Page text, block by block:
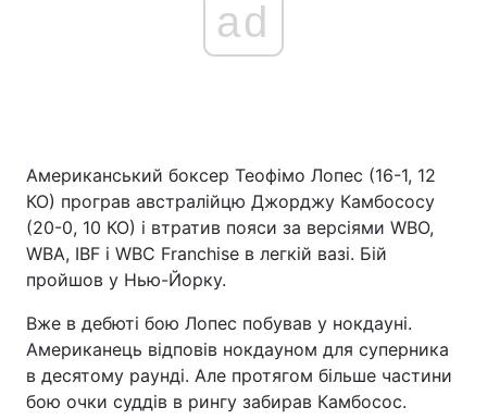
Україна Політика
Економіка
Спорт
Зброя Інциденти
ad
Американський боксер Теофімо Лопес (16-1, 12
КО) програв австралійцю Джорджу Камбососу
(20-0, 10 КО) і втратив пояси за версіями WBO,
WBA, IBF і WBC Franchise в легкій вазі. Бій
пройшов у Нью-Йорку.
Вже в дебюті бою Лопес побував у нокдауні.
Американець відповів нокдауном для суперника
в десятому раунді. Але протягом більше частини
бою очки суддів в рингу забирав Камбосос.